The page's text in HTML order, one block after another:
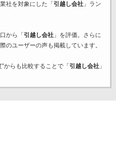
社を対象にした「 引越し会社」ラン
から「 引越し会社」を評価。さらに
のユーザーの声も掲載しています。
からも比較することで「 引越し会社」